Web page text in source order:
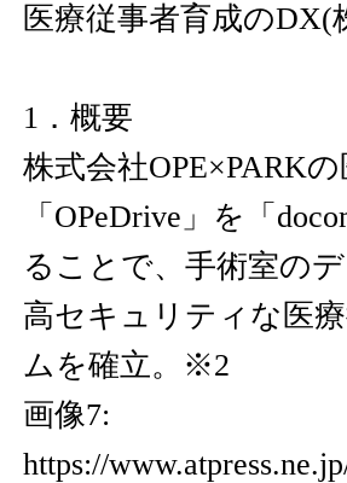
医療従事者育成のDX(
1．概要
株式会社OPE×PARK
「OPeDrive」を「
ることで、手術室の
高セキュリティな医
ムを確立。※2
画像7:
https://